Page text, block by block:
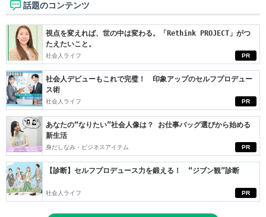
話題のコンテンツ
PR
視点を変えれば、世の中は変わる。「Rethink PROJECT」がつ
たえたいこと。
社会人ライフ
PR
社会人デビューもこれで完璧！ 印象アップのセルフプロデュー
ス術
社会人ライフ
PR
あなたの“なりたい”社会人像は？ お仕事バッグ選びから始める
新生活
身だしなみ・ビジネスアイテム
PR
【診断】セルフプロデュース力を鍛える！ “ジブン観”診断
社会人ライフ